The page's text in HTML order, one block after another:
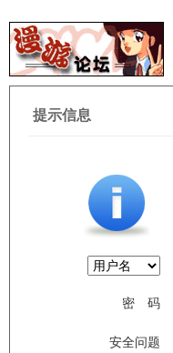
提示信息
密 码
安全问题